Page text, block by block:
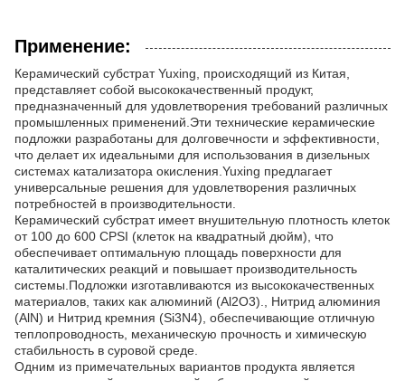
Применение:
Керамический субстрат Yuxing, происходящий из Китая,
представляет собой высококачественный продукт,
предназначенный для удовлетворения требований различных
промышленных применений.Эти технические керамические
подложки разработаны для долговечности и эффективности,
что делает их идеальными для использования в дизельных
системах катализатора окисления.Yuxing предлагает
универсальные решения для удовлетворения различных
потребностей в производительности.
Керамический субстрат имеет внушительную плотность клеток
от 100 до 600 CPSI (клеток на квадратный дюйм), что
обеспечивает оптимальную площадь поверхности для
каталитических реакций и повышает производительность
системы.Подложки изготавливаются из высококачественных
материалов, таких как алюминий (Al2O3)., Нитрид алюминия
(AlN) и Нитрид кремния (Si3N4), обеспечивающие отличную
теплопроводность, механическую прочность и химическую
стабильность в суровой среде.
Одним из примечательных вариантов продукта является